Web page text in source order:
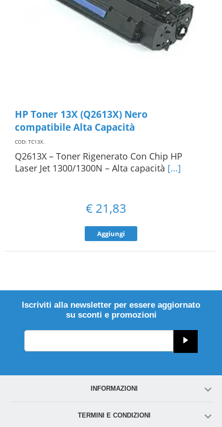
HP Toner 13X (Q2613X) Nero
compatibile Alta Capacità
COD: TC13X.
Q2613X – Toner Rigenerato Con Chip HP
Laser Jet 1300/1300N – Alta capacità [...]
€ 21,83
Aggiungi
Iscriviti alla newsletter per essere aggiornato
su sconti e promozioni
INFORMAZIONI
TERMINI E CONDIZIONI